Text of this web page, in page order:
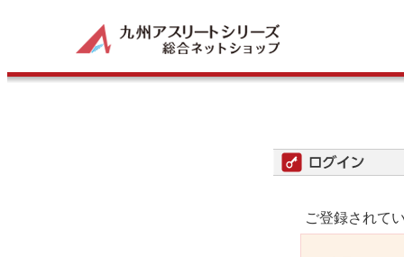
ご登録されて